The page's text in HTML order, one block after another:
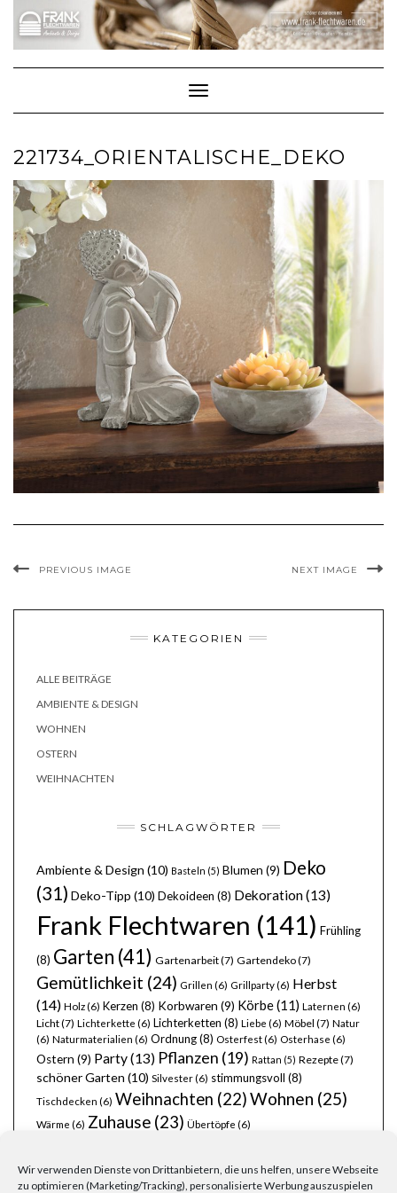
Wir verwenden Dienste von Drittanbietern, die uns helfen, unsere Webseite
zu optimieren (Marketing/Tracking), personalisierte Werbung auszuspielen
content
Toggle Navigation
221734_ORIENTALISCHE_DEKO
PREVIOUS IMAGE NEXT IMAGE
KATEGORIEN
ALLE BEITRÄGE
AMBIENTE & DESIGN
WOHNEN
OSTERN
WEIHNACHTEN
SCHLAGWÖRTER
Ambiente & Design (10) Basteln (5) Blumen (9) Deko
(31) Deko-Tipp (10) Dekoideen (8) Dekoration(13)
Frank Flechtwaren (141) Frühling
(8) Garten (41) Gartenarbeit(7) Gartendeko(7)
Gemütlichkeit (24) Grillen (6) Grillparty(6) Herbst
(14) Holz(6) Kerzen (8) Korbwaren (9) Körbe(11) Laternen (6)
Licht(7) Lichterkette (6) Lichterketten (8) Liebe (6) Möbel (7) Natur
(6) Naturmaterialien (6) Ordnung(8) Osterfest(6) Osterhase (6)
Ostern (9) Party(13) Pflanzen (19) Rattan (5) Rezepte(7)
schöner Garten (10) Silvester(6) stimmungsvoll (8)
Tischdecken (6) Weihnachten (22)Wohnen (25)
Wärme (6) Zuhause (23) Übertöpfe (6)